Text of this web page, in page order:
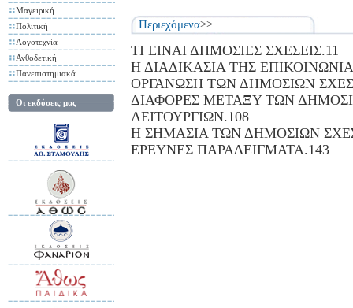
Μαγειρική
Πολιτική
Λογοτεχνία
Ανθοδετική
Πανεπιστημιακά
Οι εκδόσεις μας
Περιεχόμενα>>
ΤΙ ΕΙΝΑΙ ΔΗΜΟΣΙΕΣ ΣΧΕΣΕΙΣ.11
Η ΔΙΑΔΙΚΑΣΙΑ ΤΗΣ
ΟΡΓΑΝΩΣΗ ΤΩΝ ΔΗΜΟΣΙΩΝ
ΔΙΑΦΟΡΕΣ ΜΕΤΑΞΥ ΤΩΝ
ΛΕΙΤΟΥΡΓΙΩΝ.108
Η ΣΗΜΑΣΙΑ ΤΩΝ ΔΗΜΟΣΙΩΝ
ΕΡΕΥΝΕΣ ΠΑΡΑΔΕΙΓΜΑΤΑ.143